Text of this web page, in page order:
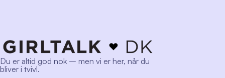
Du er altid god nok – men vi er her, når du
bliver i tvivl.